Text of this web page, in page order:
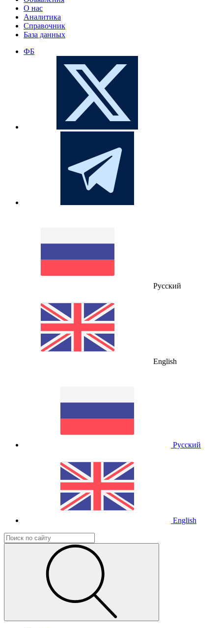
О нас
Аналитика
Справочник
База данных
ФБ
Русский
English
Русский
English